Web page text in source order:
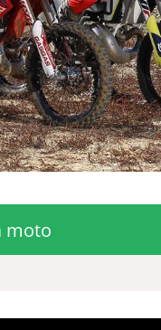
moto